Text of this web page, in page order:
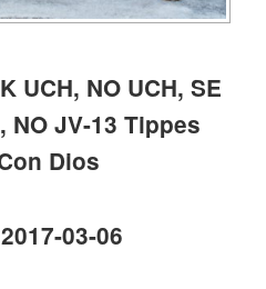
UCH, NO UCH, SE
NO JV-13 Tippes
Dios
03-06